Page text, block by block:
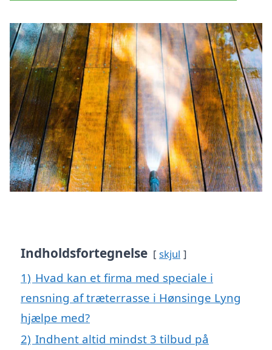
Indholdsfortegnelse skjul
1) Hvad kan et firma med speciale i
rensning af træterrasse i Hønsinge Lyng
hjælpe med?
2) Indhent altid mindst 3 tilbud på